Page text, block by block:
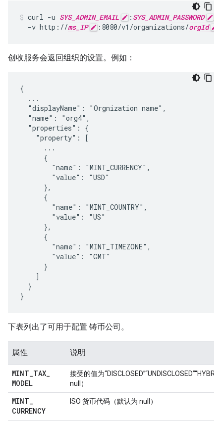
curl -u SYS_ADMIN_EMAIL : SYS_ADMIN_PASSWORD
\
  -v http://
ms_IP :8080/v1/organizations/orgId
创收服务会返回组织的设置。例如：
{
  ...
  "displayName": "Orgnization name",
  "name": "org4",
  "properties": {
    "property": [
      ...
      {
        "name": "MINT_CURRENCY",
        "value": "USD"
      },
      {
        "name": "MINT_COUNTRY",
        "value": "US"
      },
      {
        "name": "MINT_TIMEZONE",
        "value": "GMT"
      }
    ]
  }
}
下表列出了可用于配置 铸币公司。
属性 说明
MINT TAX
MODEL
接受的值为
null）
MINT
CURRENCY
ISO 货币代码（默认为 null）